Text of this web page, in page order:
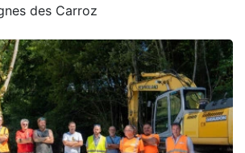
des Carroz